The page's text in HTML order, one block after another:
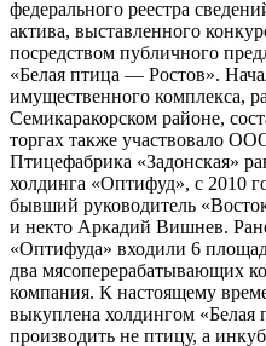
федерального реестра
актива, выставленного
посредством публичного
«Белая птица — Ростов».
имущественного комплекса,
Семикаракорском районе,
торгах также участвовало
Птицефабрика «Задонская»
холдинга «Оптифуд», с 2010
бывший руководитель
и некто Аркадий Вишнев.
«Оптифуда» входили 6
два мясоперерабатывающих
компания. К настоящему
выкуплена холдингом
производить не птицу, а